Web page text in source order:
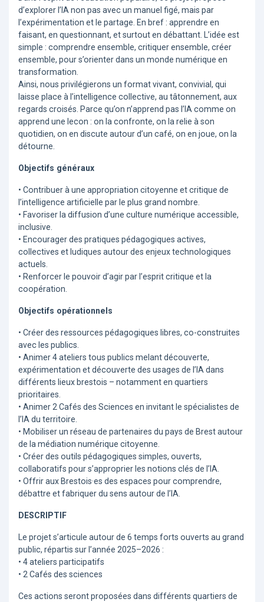
d’explorer l’IA non pas avec un manuel figé, mais par
l’expérimentation et le partage. En bref : apprendre en
faisant, en questionnant, et surtout en débattant. L’idée est
simple : comprendre ensemble, critiquer ensemble, créer
ensemble, pour s’orienter dans un monde numérique en
transformation.
Ainsi, nous privilégierons un format vivant, convivial, qui
laisse place à l’intelligence collective, au tâtonnement, aux
regards croisés. Parce qu’on n’apprend pas l’IA comme on
apprend une lecon : on la confronte, on la relie à son
quotidien, on en discute autour d’un café, on en joue, on la
détourne.
Objectifs généraux
• Contribuer à une appropriation citoyenne et critique de
l’intelligence artificielle par le plus grand nombre.
• Favoriser la diffusion d’une culture numérique accessible,
inclusive.
• Encourager des pratiques pédagogiques actives,
collectives et ludiques autour des enjeux technologiques
actuels.
• Renforcer le pouvoir d’agir par l’esprit critique et la
coopération.
Objectifs opérationnels
• Créer des ressources pédagogiques libres, co-construites
avec les publics.
• Animer 4 ateliers tous publics melant découverte,
expérimentation et découverte des usages de l’IA dans
différents lieux brestois – notamment en quartiers
prioritaires.
• Animer 2 Cafés des Sciences en invitant le spécialistes de
l’IA du territoire.
• Mobiliser un réseau de partenaires du pays de Brest autour
de la médiation numérique citoyenne.
• Créer des outils pédagogiques simples, ouverts,
collaboratifs pour s’approprier les notions clés de l’IA.
• Offrir aux Brestois·es des espaces pour comprendre,
débattre et fabriquer du sens autour de l’IA.
DESCRIPTIF
Le projet s’articule autour de 6 temps forts ouverts au grand
public, répartis sur l’année 2025–2026 :
• 4 ateliers participatifs
• 2 Cafés des sciences
Ces actions seront proposées dans différents quartiers de